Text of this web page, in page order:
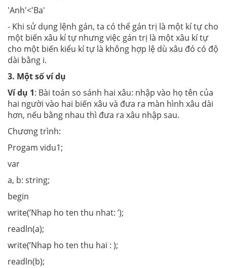
'Anh'<'Ba'
- Khi sử dụng lệnh gán, ta có thể gán trị là một kí tự cho
một biến xâu kí tự nhưng việc gán trị là một xâu kí tự
cho một biến kiểu kí tự là không hợp lệ dù xâu đó có độ
dài bằng i.
3. Một số ví dụ
Ví dụ 1: Bài toán so sánh hai xâu: nhập vào họ tên của
hai người vào hai biến xâu và đưa ra màn hình xâu dài
hơn, nếu bằng nhau thì đưa ra xâu nhập sau.
Chương trình:
Progam vidu1;
var
a, b: string;
begin
write(’Nhap ho ten thu nhat: ’);
readln(a);
write(’Nhap ho ten thu hai : );
readln(b);